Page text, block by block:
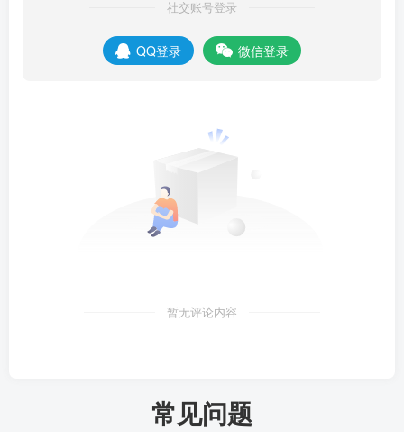
社交账号登录
QQ登录 微信登录
暂无评论内容
常见问题